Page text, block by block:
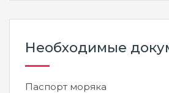
Необходимые
Паспорт моряка